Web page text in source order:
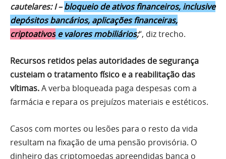
cautelares: I –bloqueio de ativos financeiros, inclusive
depósitos bancários, aplicações financeiras,
criptoativos e valores mobiliários;“, diz trecho.
Recursos retidos pelas autoridades de segurança
custeiam o tratamento físico e a reabilitação das
vítimas.A verba bloqueada paga despesas com a
farmácia e repara os prejuízos materiais e estéticos.
Casos com mortes ou lesões para o resto da vida
resultam na fixação de uma pensão provisória. O
dinheiro das criptomoedas apreendidas banca o